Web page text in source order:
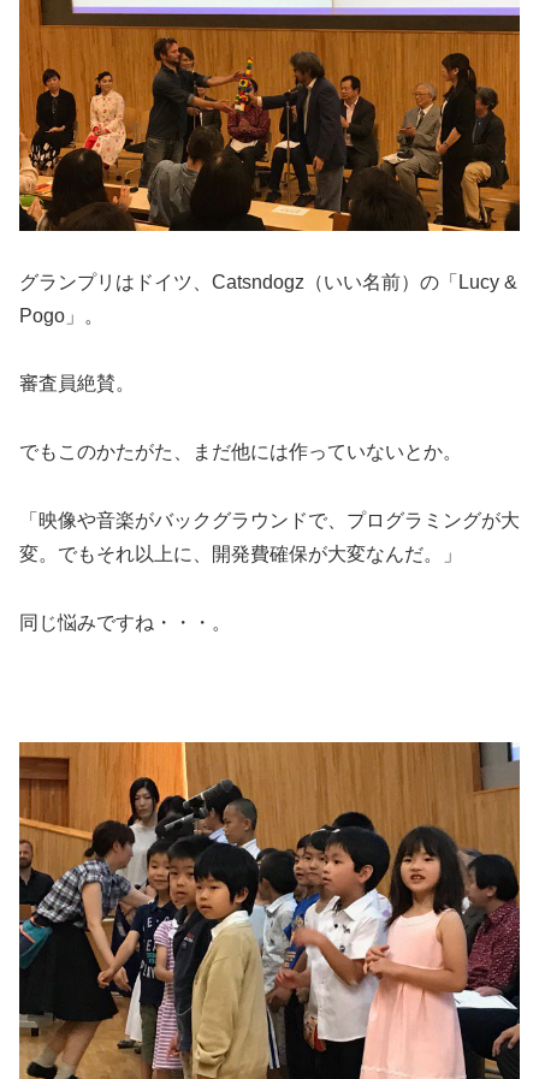
グランプリはドイツ、Catsndogz（いい名前）の「Lucy &
Pogo」。
審査員絶賛。
でもこのかたがた、まだ他には作っていないとか。
「映像や音楽がバックグラウンドで、プログラミングが大
変。でもそれ以上に、開発費確保が大変なんだ。」
同じ悩みですね・・・。